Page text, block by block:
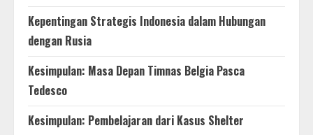
Kepentingan Strategis Indonesia dalam Hubungan
dengan Rusia
Kesimpulan: Masa Depan Timnas Belgia Pasca
Tedesco
Kesimpulan: Pembelajaran dari Kasus Shelter